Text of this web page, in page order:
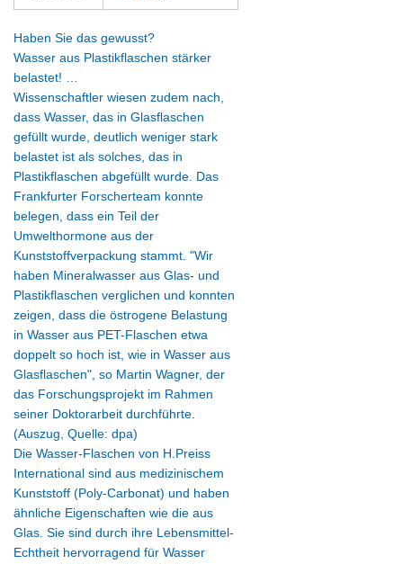
Haben Sie das gewusst?
Wasser aus Plastikflaschen stärker
belastet! …
Wissenschaftler wiesen zudem nach,
dass Wasser, das in Glasflaschen
gefüllt wurde, deutlich weniger stark
belastet ist als solches, das in
Plastikflaschen abgefüllt wurde. Das
Frankfurter Forscherteam konnte
belegen, dass ein Teil der
Umwelthormone aus der
Kunststoffverpackung stammt. "Wir
haben Mineralwasser aus Glas- und
Plastikflaschen verglichen und konnten
zeigen, dass die östrogene Belastung
in Wasser aus PET-Flaschen etwa
doppelt so hoch ist, wie in Wasser aus
Glasflaschen", so Martin Wagner, der
das Forschungsprojekt im Rahmen
seiner Doktorarbeit durchführte.
(Auszug, Quelle: dpa)
Die Wasser-Flaschen von H.Preiss
International sind aus medizinischem
Kunststoff (Poly-Carbonat) und haben
ähnliche Eigenschaften wie die aus
Glas. Sie sind durch ihre Lebensmittel-
Echtheit hervorragend für Wasser